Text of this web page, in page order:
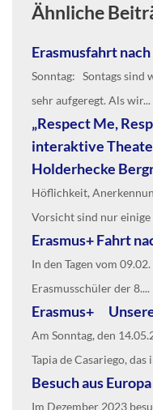
Ähnliche
Erasmusfahrt
Sonntag: Sontags sind
sehr aufgeregt. Als wir...
„Respect Me,
interaktive
Holderhecke
Höflichkeit,
Vorsicht sind nur einige
Erasmus+ Fahrt
In den Tagen vom
Erasmusschüler der 8....
Erasmus+
Am Sonntag, den
Tapia de Casariego, das
Besuch aus Europa
Im Dezember 2023